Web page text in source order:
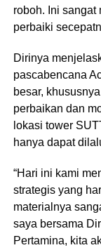
roboh. Ini sangat
perbaiki
Dirinya
pascabencana
besar,
perbaikan dan
lokasi tower
hanya dapat
“Hari ini kami
strategis yang
materialnya
saya bersama
Pertamina, kita